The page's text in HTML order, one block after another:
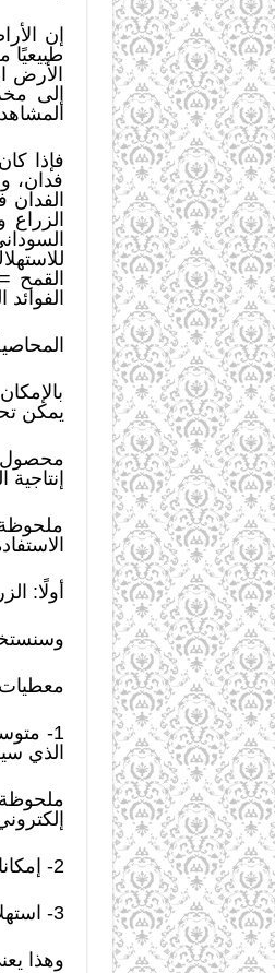
طبيعيًا
الأرض
إلى
فدان،
يمكن
محصول
أولًا:
الذي
2- إمكانات السودان السنوية من المياه الجارية = 25 مليار متر مكعب من المياه.
3- استهلاك فدان البطاطس من المياه = 3000 متر مكعب
وهذا يعني أننا إذا قمنا بزراعة